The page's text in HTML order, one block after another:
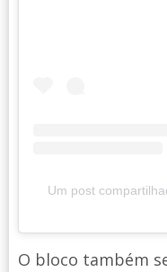
Um post
O bloco também